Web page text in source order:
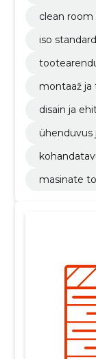
clean
iso
montaaž
disain ja
ühenduvus
masinate